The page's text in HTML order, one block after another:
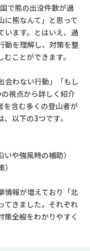
で熊の出没件数が過
に熊なんて」と思って
います。とはいえ、過
動を理解し、対策を整
ことができます。
会わない行動」「もし
視点から詳しく紹介
を含む多くの登山者が
以下の3つです。
や強風時の補助）
情報が増えており「北
てきました。それぞれ
策全般をわかりやすく